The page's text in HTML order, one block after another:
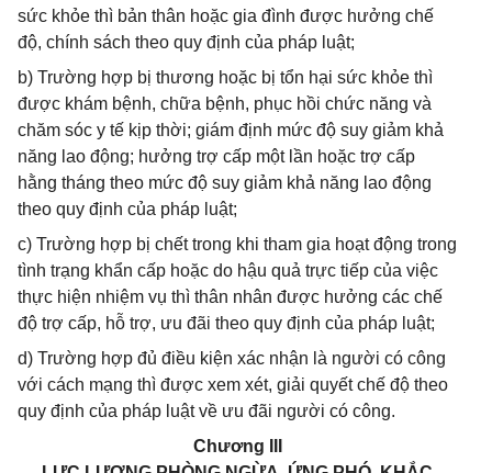
sức khỏe thì bản thân hoặc gia đình được hưởng chế
độ, chính sách theo quy định của pháp luật;
b) Trường hợp bị thương hoặc bị tổn hại sức khỏe thì
được khám bệnh, chữa bệnh, phục hồi chức năng và
chăm sóc y tế kịp thời; giám định mức độ suy giảm khả
năng lao động; hưởng trợ cấp một lần hoặc trợ cấp
hằng tháng theo mức độ suy giảm khả năng lao động
theo quy định của pháp luật;
c) Trường hợp bị chết trong khi tham gia hoạt động trong
tình trạng khẩn cấp hoặc do hậu quả trực tiếp của việc
thực hiện nhiệm vụ thì thân nhân được hưởng các chế
độ trợ cấp, hỗ trợ, ưu đãi theo quy định của pháp luật;
d) Trường hợp đủ điều kiện xác nhận là người có công
với cách mạng thì được xem xét, giải quyết chế độ theo
quy định của pháp luật về ưu đãi người có công.
Chương III